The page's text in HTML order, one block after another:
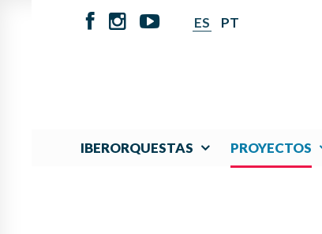
ES PT
IBERORQUESTAS PROYECTOS